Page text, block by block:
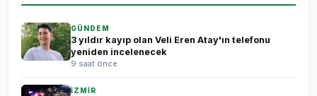
GÜNDEM
3 yıldır kayıp olan Veli Eren Atay'ın telefonu
yeniden incelenecek
9 saat önce
İZMİR